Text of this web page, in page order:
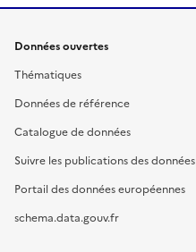
Données ouvertes
Thématiques
Données de référence
Catalogue de données
Suivre les publications des données
Portail des données européennes
schema.data.gouv.fr